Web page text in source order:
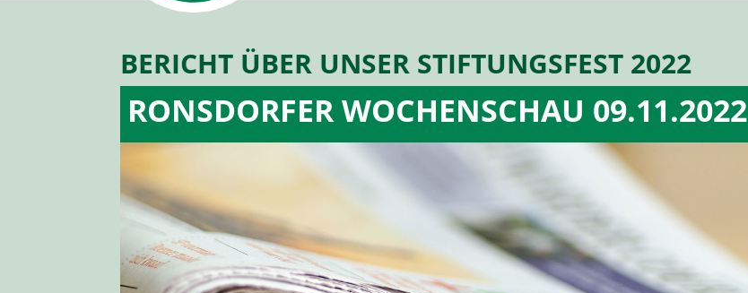
BERICHT ÜBER UNSER STIFTUNGSFEST 2022
RONSDORFER WOCHENSCHAU 09.11.2022